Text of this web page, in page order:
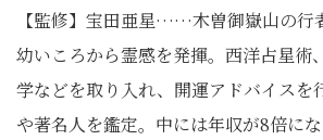
【監修】宝田亜星……木曽御嶽山の行
幼いころから霊感を発揮。西洋占星術
学などを取り入れ、開運アドバイスを
や著名人を鑑定。中には年収が8倍にな